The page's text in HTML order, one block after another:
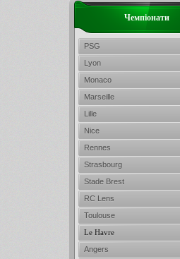
Чемпіонати
PSG
Lyon
Monaco
Marseille
Lille
Nice
Rennes
Strasbourg
Stade Brest
RC Lens
Toulouse
Le Havre
Angers